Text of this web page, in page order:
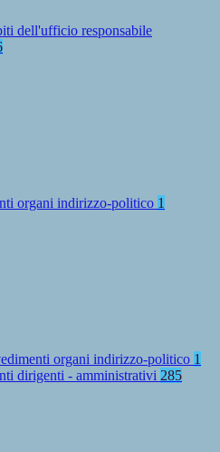
dell'ufficio responsabile
organi indirizzo-politico 1
organi indirizzo-politico 1
dirigenti - amministrativi 285